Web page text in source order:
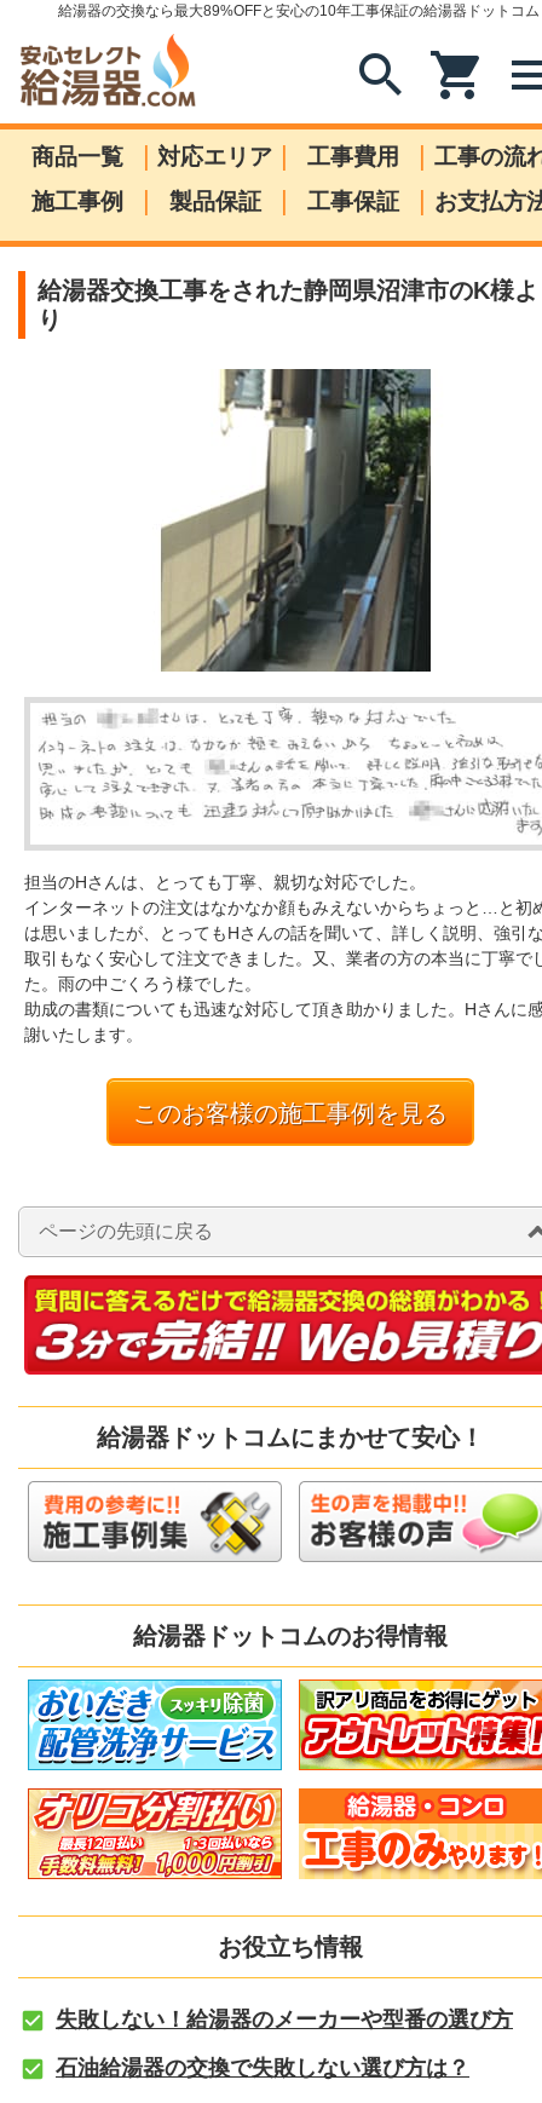
給湯器の交換なら最大89%OFFと安心の10年工事保証の給湯器ドットコム
search shopping_cart
商品一覧 | 対応エリア | 工事費用 | 工事の流
施工事例
| 製品保証 | 工事保証 | お支払方
給湯器交換工事をされた静岡県沼津市のK様よ
り
担当のHさんは、とっても丁寧、親切な対応でした。
インターネットの注文はなかなか顔もみえないからちょっと…と初
は思いましたが、とってもHさんの話を聞いて、詳しく説明、強引
取引もなく安心して注文できました。又、業者の方の本当に丁寧で
た。雨の中ごくろう様でした。
助成の書類についても迅速な対応して頂き助かりました。Hさんに
謝いたします。
このお客様の施工事例を見る
ページの先頭に戻る
給湯器ドットコムにまかせて安心！
給湯器ドットコムのお得情報
お役立ち情報
失敗しない！給湯器のメーカーや型番の選び方
石油給湯器の交換で失敗しない選び方は？